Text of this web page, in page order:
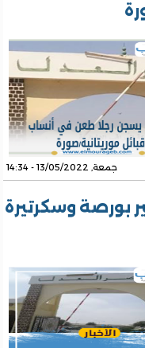
جمعة, 13/05/2022 - 14:34
بورصة وسكرتيرة